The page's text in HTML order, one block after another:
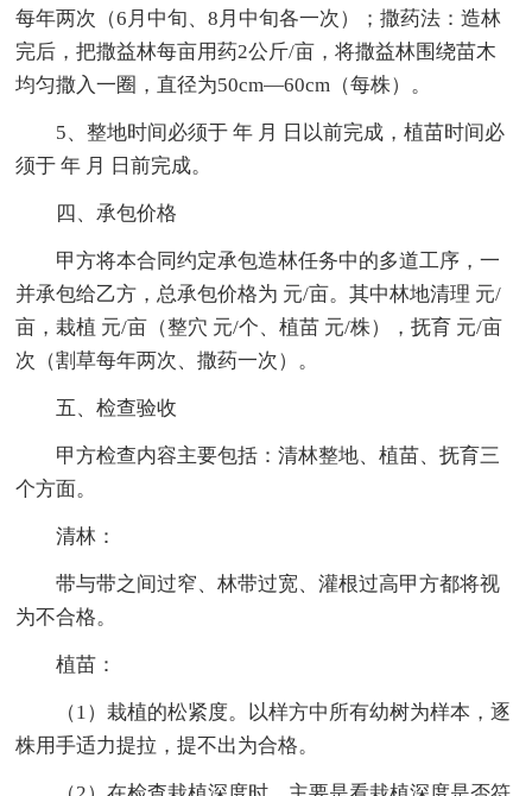
每年两次（6月中旬、8月中旬各一次）；撒药法：造林
完后，把撒益林每亩用药2公斤/亩，将撒益林围绕苗木
均匀撒入一圈，直径为50cm—60cm（每株）。
5、整地时间必须于 年 月 日以前完成，植苗时间必
须于 年 月 日前完成。
四、承包价格
甲方将本合同约定承包造林任务中的多道工序，一
并承包给乙方，总承包价格为 元/亩。其中林地清理 元/
亩，栽植 元/亩（整穴 元/个、植苗 元/株），抚育 元/亩
次（割草每年两次、撒药一次）。
五、检查验收
甲方检查内容主要包括：清林整地、植苗、抚育三
个方面。
清林：
带与带之间过窄、林带过宽、灌根过高甲方都将视
为不合格。
植苗：
（1）栽植的松紧度。以样方中所有幼树为样本，逐
株用手适力提拉，提不出为合格。